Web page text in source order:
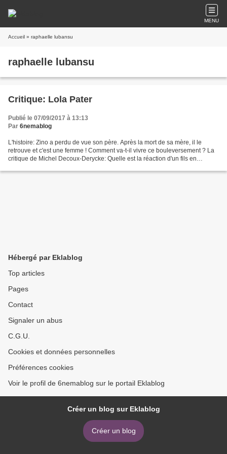
MENU
Accueil » raphaelle lubansu
raphaelle lubansu
Critique: Lola Pater
Publié le 07/09/2017 à 13:13
Par 6nemablog
L'histoire: Zino a perdu de vue son père. Après la mort de sa mère, il le
retrouve et c'est une femme ! Comment va-t-il vivre ce bouleversement ? La
critique de Michel Decoux-Derycke: Quelle est la réaction d'un fils en
Hébergé par Eklablog
Top articles
Pages
Contact
Signaler un abus
C.G.U.
Cookies et données personnelles
Préférences cookies
Voir le profil de 6nemablog sur le portail Eklablog
Créer un blog sur Eklablog
Créer un blog